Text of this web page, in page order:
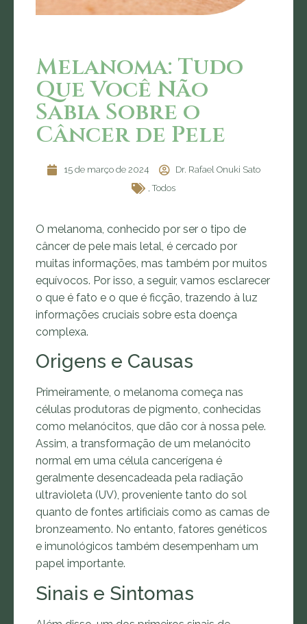
Melanoma: Tudo
Que Você Não
Sabia Sobre o
Câncer de Pele
15 de março de 2024
Dr. Rafael Onuki Sato
, Todos
O melanoma, conhecido por ser o tipo de
câncer de pele mais letal, é cercado por
muitas informações, mas também por muitos
equívocos. Por isso, a seguir, vamos esclarecer
o que é fato e o que é ficção, trazendo à luz
informações cruciais sobre esta doença
complexa.
Origens e Causas
Primeiramente, o melanoma começa nas
células produtoras de pigmento, conhecidas
como melanócitos, que dão cor à nossa pele.
Assim, a transformação de um melanócito
normal em uma célula cancerígena é
geralmente desencadeada pela radiação
ultravioleta (UV), proveniente tanto do sol
quanto de fontes artificiais como as camas de
bronzeamento. No entanto, fatores genéticos
e imunológicos também desempenham um
papel importante.
Sinais e Sintomas